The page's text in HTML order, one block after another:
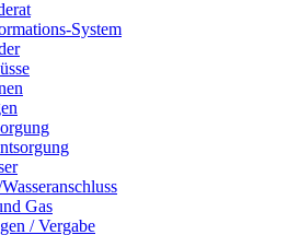
System
Gas
/ Vergabe